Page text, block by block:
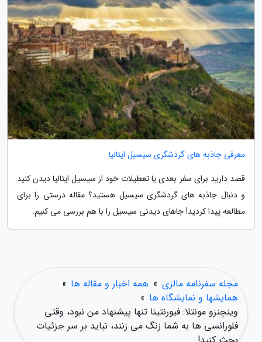
معرفی جاذبه های گردشگری سیسیل ایتالیا
قصد دارید برای سفر بعدی یا تعطیلات خود از سیسیل ایتالیا دیدن کنید
و دنبال جاذبه های گردشگری سیسیل هستید؟ مقاله درستی را برای
مطالعه پیدا کردید! جاهای دیدنی سیسیل را با هم بررسی می کنیم.
مجله سفرنامه مالزی » همه اخبار و مقاله ها »
همایشها و نمایشگاه ها »
وینچنزو مونتلا: فیورنتینا تنها پیشنهاد من نبود، وقتی
فلورانسی ها به شما زنگ می زنند، نباید بر سر جزئیات